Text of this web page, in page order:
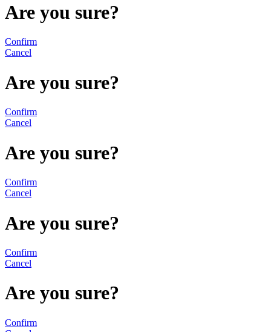
Are you sure?
Confirm
Cancel
Are you sure?
Confirm
Cancel
Are you sure?
Confirm
Cancel
Are you sure?
Confirm
Cancel
Are you sure?
Confirm